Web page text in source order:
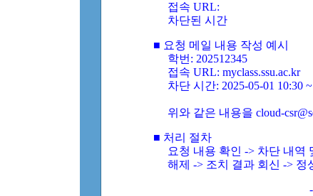
접속 URL:
차단된 시간
■ 요청 메일 내용 작성 예시
학번: 202512345
접속 URL: myclass.ssu.ac.kr
차단 시간: 2025-05-01 10:30
위와 같은 내용을 cloud-
■ 처리 절차
요청 내용 확인 -> 차단 내역
해제 -> 조치 결과 회신 -> 정